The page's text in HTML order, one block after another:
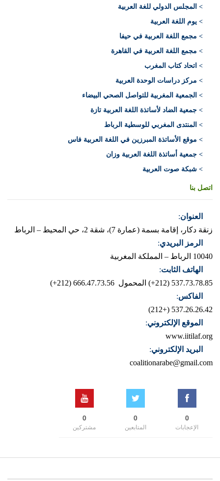
> المجلس الدولي للغة العربية
> يوم اللغة العربية
> مجمع اللغة العربية في حيفا
> مجمع اللغة العربية في القاهرة
> اتحاد كتاب المغرب
> مركز دراسات الوحدة العربية
> الجمعية المغربية للتواصل الصحي البيضاء
> جمعية الضاد لأساتذة اللغة العربية تازة
> المنتدى المغربي للوسطية الرباط
> موقع الأساتذة المبرزين في اللغة العربية فاس
> جمعية أساتذة اللغة العربية وزان
> شبكة صوت العربية
اتصل بنا
العنوان:
زنقة دكار، إقامة بسمة (عمارة 7)، شقة 2، حي المحيط – الرباط
الرمز البريدي:
10040 الرباط – المملكة المغربية
الهاتف الثابت:
537.73.78.85 (212+)
المحمول 666.47.73.56 (212+)
الفاكس:
537.26.26.42 (+212)
الموقع الإلكتروني:
www.iitilaf.org
البريد الإلكتروني:
coalitionarabe@gmail.com
0
الإعجابات
0
المتابعين
0
مشتركين